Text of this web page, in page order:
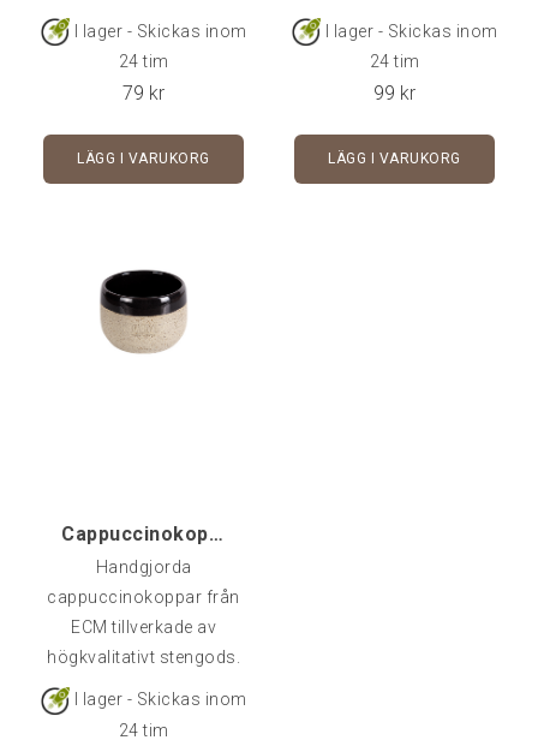
är av väldigt hög kvalitet
och klarar många års
Fat ingår i priset.Går att
köpa styckvis, i 6-pack
I lager - Skickas inom
24 tim
79 kr
LÄGG I VARUKORG
är av väldigt hög kvalitet
och klarar många års
Fat ingår i priset.Kommer
styckvis, i 6-pack eller 24-
I lager - Skickas inom
24 tim
99 kr
LÄGG I VARUKORG
Cappuccinokopp ECM Stengods, 1-pack
Handgjorda
cappuccinokoppar från
ECM tillverkade av
högkvalitativt stengods.
Varje kopp är ett unikt
exemplar och med sin
I lager - Skickas inom
24 tim